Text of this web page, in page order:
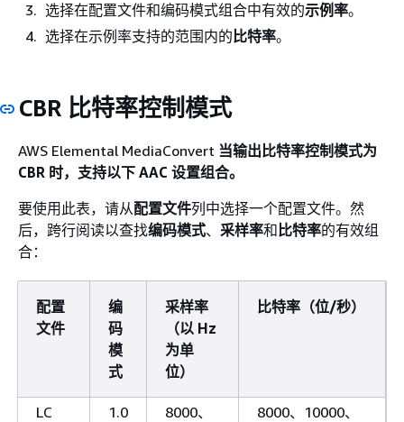
选择在配置文件和编码模式组合中有效的示例率。
选择在示例率支持的范围内的比特率。
CBR 比特率控制模式
AWS Elemental MediaConvert 当输出 比特率控制模式为
CBR 时，支持以下 AAC 设置组合。
要使用此表，请从配置文件列中选择一个配置文件。然
后，跨行阅读以查找编码模式、 采样率和 比特率的有效组
合：
配置
文件
编
码
模
式
采样率
（以 Hz
为单
位）
比特率（位/秒）
LC 1.0
8000、
8000、10000、